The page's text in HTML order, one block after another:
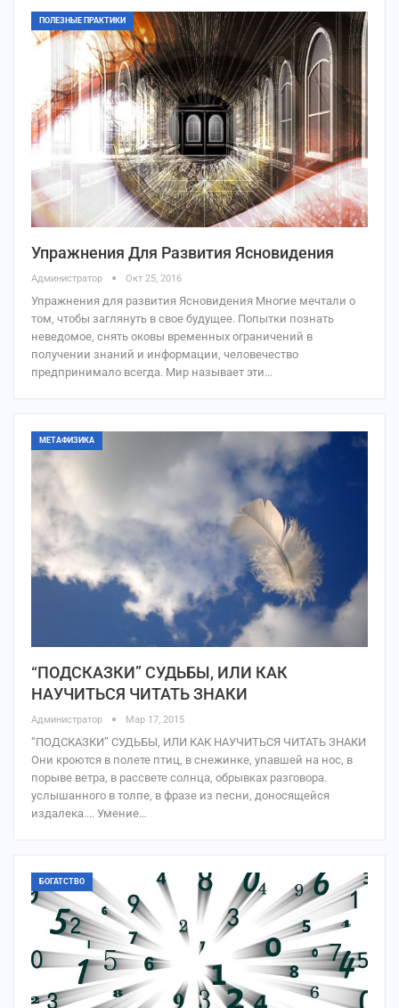
ПОЛЕЗНЫЕ ПРАКТИКИ
Упражнения Для Развития Ясновидения
Администратор Окт 25, 2016
Упражнения для развития Ясновидения Многие мечтали о
том, чтобы заглянуть в свое будущее. Попытки познать
неведомое, снять оковы временных ограничений в
получении знаний и информации, человечество
предпринимало всегда. Мир называет эти…
МЕТАФИЗИКА
“ПОДСКАЗКИ” СУДЬБЫ, ИЛИ КАК
НАУЧИТЬСЯ ЧИТАТЬ ЗНАКИ
Администратор Мар 17, 2015
“ПОДСКАЗКИ” СУДЬБЫ, ИЛИ КАК НАУЧИТЬСЯ ЧИТАТЬ ЗНАКИ
Они кроются в полете птиц, в снежинке, упавшей на нос, в
порыве ветра, в рассвете солнца, обрывках разговора.
услышанного в толпе, в фразе из песни, доносящейся
издалека.... Умение…
БОГАТСТВО